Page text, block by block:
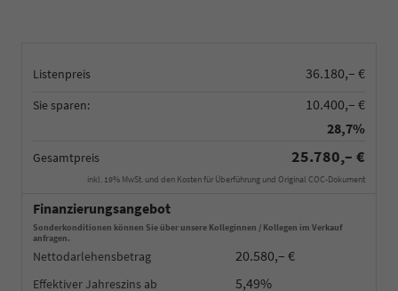
Listenpreis 36.180,– €
Sie sparen:
10.400,– €
28,7%
Gesamtpreis 25.780,– €
inkl. 19% MwSt. und den Kosten für Überführung und Original COC-Dokument
Finanzierungsangebot
Sonderkonditionen können Sie über unsere Kolleginnen / Kollegen im Verkauf
anfragen.
Nettodarlehensbetrag 20.580,– €
Effektiver Jahreszins 5,49%